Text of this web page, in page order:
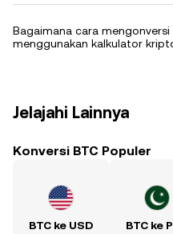
Bagaimana cara mengonversi
menggunakan kalkulator
Jelajahi Lainnya
Konversi BTC Populer
BTC ke USD BTC ke